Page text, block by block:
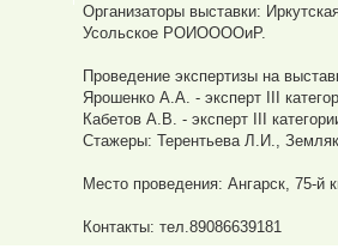
Организаторы выставки:
Усольское РОИООООиР.
Проведение экспертизы на
Ярошенко А.А. - эксперт III
Кабетов А.В. - эксперт III
Стажеры: Терентьева Л.И.,
Место проведения: Ангарск, 75-й
Контакты: тел.89086639181